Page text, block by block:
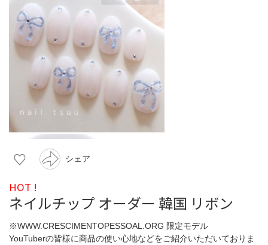
シェア
HOT !
ネイルチップ オーダー 韓国 リボン
※WWW.CRESCIMENTOPESSOAL.ORG 限定モデル
YouTuberの皆様に商品の使い心地などをご紹介いただいておりま